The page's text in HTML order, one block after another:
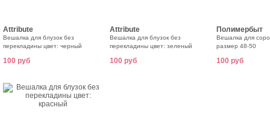
Attribute
Вешалка для блузок без
перекладины цвет: черный
100 руб
Attribute
Вешалка для блузок без
перекладины цвет: зеленый
100 руб
Полимербыт
Вешалка для
размер 48-50
100 руб